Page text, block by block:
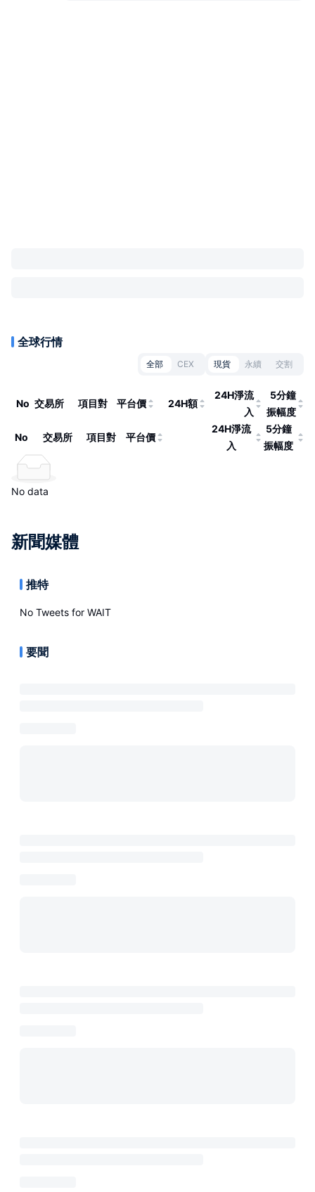
全球行情
全部 CEX 現貨 永續 交割
No 交易所 項目對 平台價 24H額
24H淨流
入
5分鐘
振幅度
No 交易所 項目對 平台價
24H淨流
入
5分鐘
振幅度
No data
新聞媒體
推特
No Tweets for WAIT
要聞